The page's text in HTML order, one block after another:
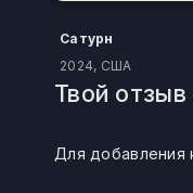
Сатурн
2024, США
Твой
Для добавления